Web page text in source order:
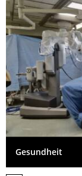
Gesundheit